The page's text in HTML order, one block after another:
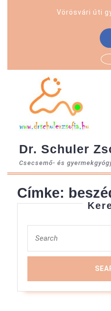
Vörösvári úti
Dr. Schuler
Csecsemő- és
Címke:
for: